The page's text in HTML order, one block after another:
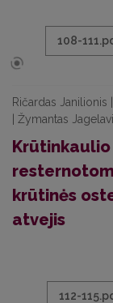
108-
Ričardas Janilionis
| Žymantas
krūtinės
atvejis
112-